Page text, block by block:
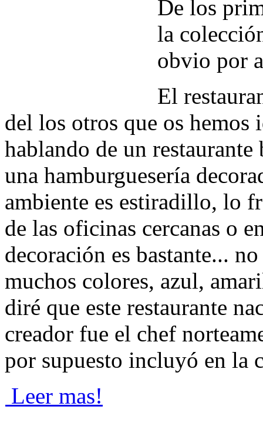
De los
la
obvio por
El
del los otros que os hemos
hablando de un
una hamburguesería
ambiente es estiradillo, lo
de las oficinas cercanas o
decoración es bastante...
muchos colores, azul,
diré que este restaurante
creador fue el chef
por supuesto incluyó en la
Leer mas!